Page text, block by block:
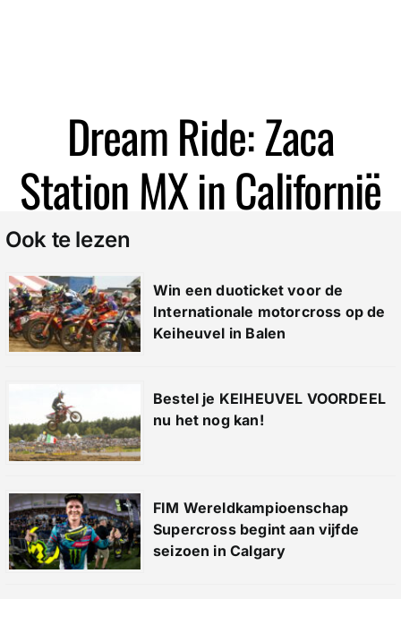
Dream Ride: Zaca
Station MX in Californië
Ook te lezen
Win een duoticket voor de
Internationale motorcross op de
Keiheuvel in Balen
Bestel je KEIHEUVEL VOORDEEL
nu het nog kan!
FIM Wereldkampioenschap
Supercross begint aan vijfde
seizoen in Calgary